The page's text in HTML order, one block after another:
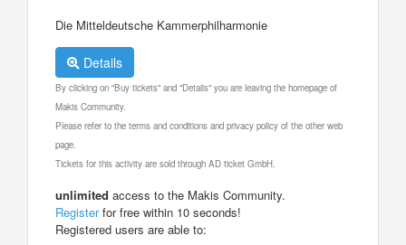
Die Mitteldeutsche Kammerphilharmonie
Details
By clicking on "Buy tickets" and "Details" you are leaving the homepage of
Makis Community.
Please refer to the terms and conditions and privacy policy of the other web
page.
Tickets for this activity are sold through AD ticket GmbH.
unlimited access to the Makis Community.
Registerfor free within 10 seconds!
Registered users are able to: